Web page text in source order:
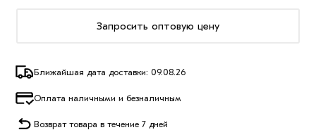
Ближайшая дата доставки: 09.08.26
Оплата наличными и безналичным
Возврат товара в течение 7 дней
Запросить оптовую цену